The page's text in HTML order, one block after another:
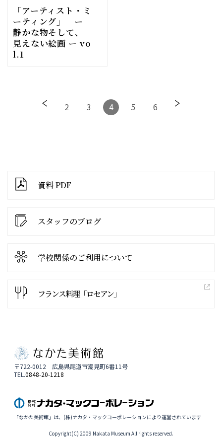
「アーティスト・ミ
ーティング」 ー
静かな物そして、
見えない絵画 ー vo
l.1
2 3 4 5 6
資料 PDF
スタッフのブログ
学校関係のご利用について
フランス料理「ロセアン」
〒722-0012 広島県尾道市潮見町6番11号
TEL.0848-20-1218
「なかた美術館」は、(株)ナカタ・マックコーポレーションにより運営されています
Copyright(C) 2009 Nakata Museum All rights reserved.